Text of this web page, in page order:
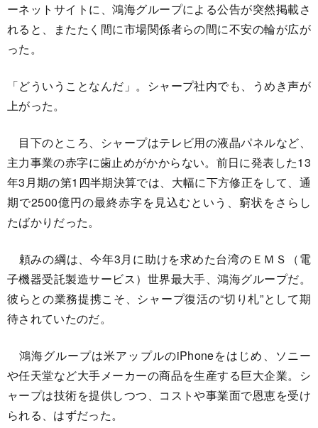
ーネットサイトに、鴻海グループによる公告が突然掲載さ
れると、またたく間に市場関係者らの間に不安の輪が広が
った。
「どういうことなんだ」。シャープ社内でも、うめき声が
上がった。
目下のところ、シャープはテレビ用の液晶パネルなど、
主力事業の赤字に歯止めがかからない。前日に発表した13
年3月期の第1四半期決算では、大幅に下方修正をして、通
期で2500億円の最終赤字を見込むという、窮状をさらし
たばかりだった。
頼みの綱は、今年3月に助けを求めた台湾のＥＭＳ（電
子機器受託製造サービス）世界最大手、鴻海グループだ。
彼らとの業務提携こそ、シャープ復活の“切り札”として期
待されていたのだ。
鴻海グループは米アップルのiPhoneをはじめ、ソニー
や任天堂など大手メーカーの商品を生産する巨大企業。シ
ャープは技術を提供しつつ、コストや事業面で恩恵を受け
られる、はずだった。